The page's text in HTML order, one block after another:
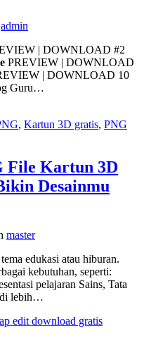
admin
| DOWNLOAD #2
PREVIEW | DOWNLOAD
| DOWNLOAD 10
Guru…
, Kartun 3D gratis, PNG
File Kartun 3D
Desainmu
master
edukasi atau hiburan.
kebutuhan, seperti:
pelajaran Sains, Tata
lebih…